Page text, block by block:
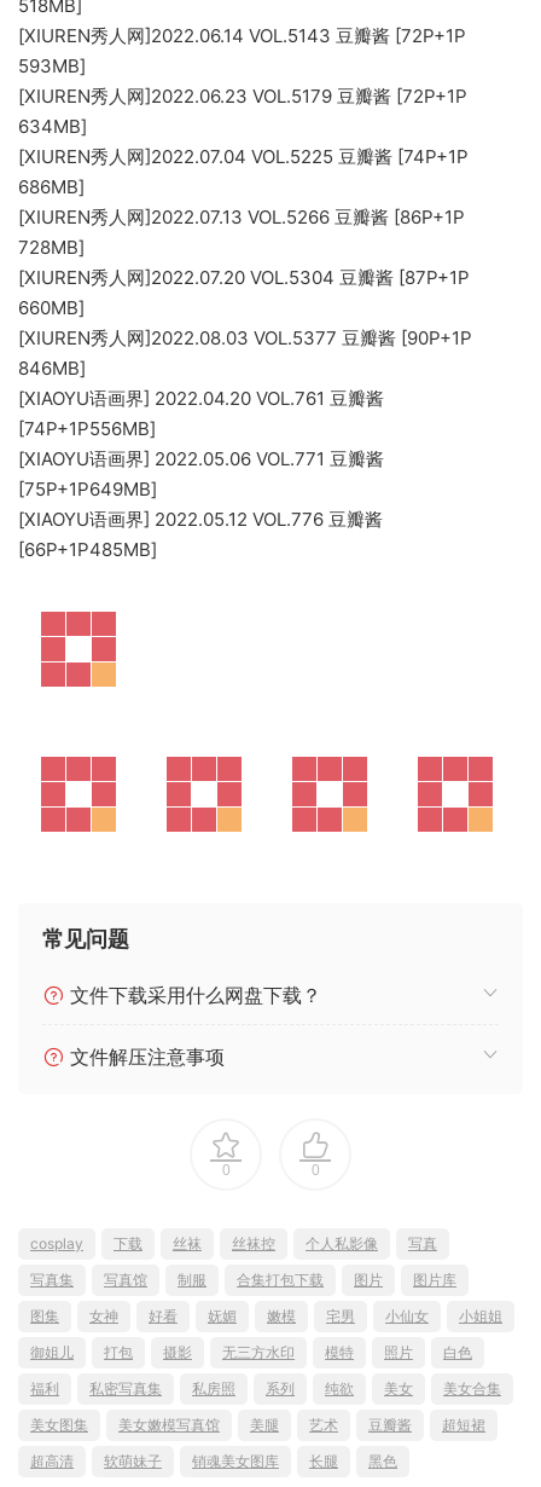
518MB]
[XIUREN秀人网]2022.06.14 VOL.5143 豆瓣酱 [72P+1P
593MB]
[XIUREN秀人网]2022.06.23 VOL.5179 豆瓣酱 [72P+1P
634MB]
[XIUREN秀人网]2022.07.04 VOL.5225 豆瓣酱 [74P+1P
686MB]
[XIUREN秀人网]2022.07.13 VOL.5266 豆瓣酱 [86P+1P
728MB]
[XIUREN秀人网]2022.07.20 VOL.5304 豆瓣酱 [87P+1P
660MB]
[XIUREN秀人网]2022.08.03 VOL.5377 豆瓣酱 [90P+1P
846MB]
[XIAOYU语画界] 2022.04.20 VOL.761 豆瓣酱
[74P+1P556MB]
[XIAOYU语画界] 2022.05.06 VOL.771 豆瓣酱
[75P+1P649MB]
[XIAOYU语画界] 2022.05.12 VOL.776 豆瓣酱
[66P+1P485MB]
常见问题
文件下载采用什么网盘下载？
文件解压注意事项
0 0
cosplay 下载 丝袜 丝袜控 个人私影像
写真
写真集
写真馆 制服 合集打包下载 图片
图片库
图集
女神 好看 妩媚 嫩模 宅男 小仙女
小姐姐
御姐儿
打包 摄影 无三方水印 模特 照片
白色
福利
私密写真集 私房照 系列 纯欲 美女
美女合集
美女图集
美女嫩模写真馆 美腿 艺术 豆瓣酱
超短裙
超高清
软萌妹子 销魂美女图库 长腿 黑色